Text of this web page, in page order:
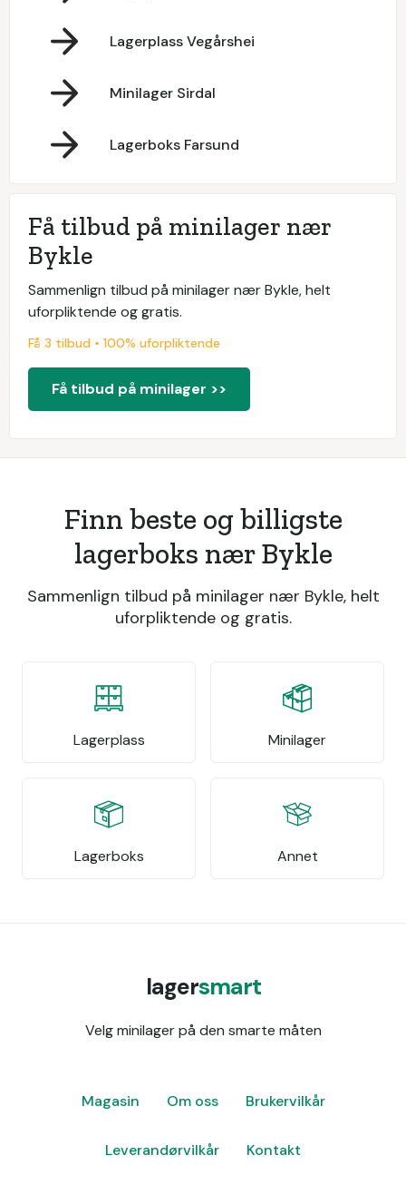
Lagerplass Vegårshei
Minilager Sirdal
Lagerboks Farsund
Få tilbud på minilager nær
Bykle
Sammenlign tilbud på minilager nær Bykle, helt
uforpliktende og gratis.
Få 3 tilbud • 100% uforpliktende
Få tilbud på minilager >>
Finn beste og billigste
lagerboks nær Bykle
Sammenlign tilbud på minilager nær Bykle, helt
uforpliktende og gratis.
Lagerplass Minilager
Lagerboks Annet
lagersmart
Velg minilager på den smarte måten
Magasin Om oss Brukervilkår
Leverandørvilkår Kontakt